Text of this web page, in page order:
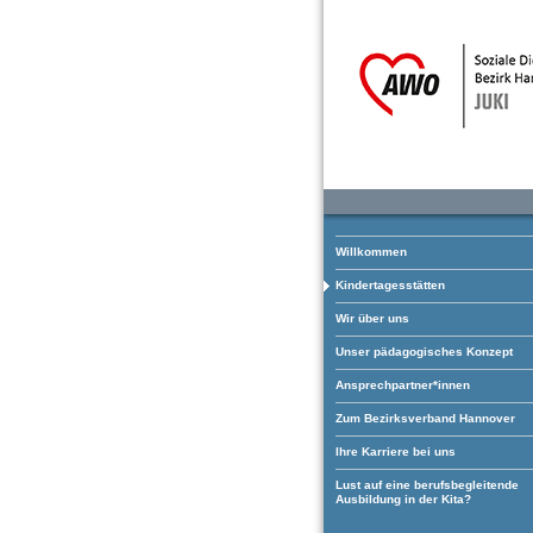
Willkommen
Kindertagesstätten
Wir über uns
Unser pädagogisches Konzept
Ansprechpartner*innen
Zum Bezirksverband Hannover
Ihre Karriere bei uns
Lust auf eine berufsbegleitende
Ausbildung in der Kita?